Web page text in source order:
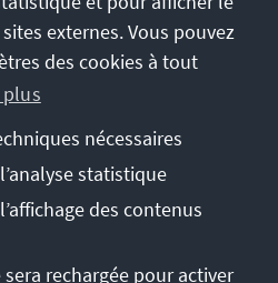
la KAS
Impressum
des données
d'utilisation
d'accessibilité
Conditions générales
externes. Vous pouvez
des cookies à tout
plus
nécessaires
statistique
des contenus
sera rechargée pour activer